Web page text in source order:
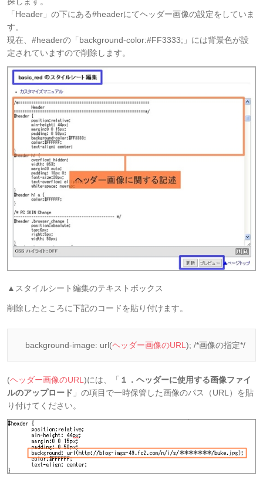
「Header」の下にある#headerにてヘッダー画像の設定をしていま
す。
現在、#headerの「background-color:#FF3333;」には背景色が設
定されていますので削除します。
▲スタイルシート編集のテキストボックス
削除したところに下記のコードを貼り付けます。
background-image: url(ヘッダー画像のURL ); /*画像の指定*/
(ヘッダー画像のURL )には、「 １．ヘッダーに使用する画像ファイ
ルのアップロード 」の項目で一時保管した画像のパス（URL）を貼
り付けてください。